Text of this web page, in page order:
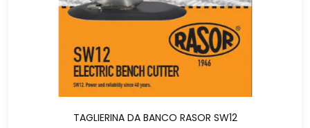
TAGLIERINA DA BANCO RASOR SW12